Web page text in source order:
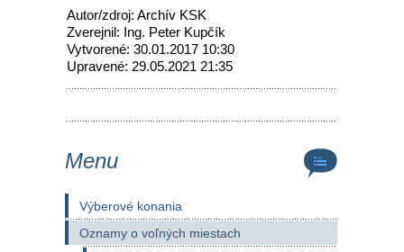
Autor/zdroj: Archív KSK
Zverejnil: Ing. Peter Kupčík
Vytvorené: 30.01.2017 10:30
Upravené: 29.05.2021 21:35
Menu
Výberové konania
Oznamy o voľných miestach